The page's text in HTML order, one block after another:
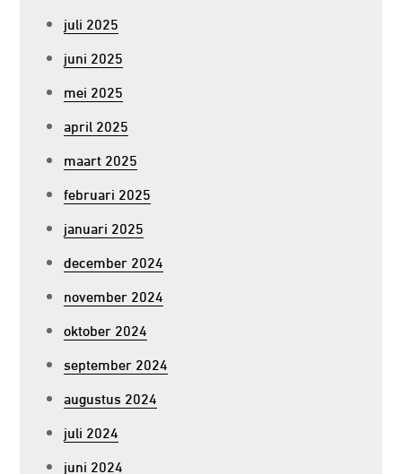
juli 2025
juni 2025
mei 2025
april 2025
maart 2025
februari 2025
januari 2025
december 2024
november 2024
oktober 2024
september 2024
augustus 2024
juli 2024
juni 2024